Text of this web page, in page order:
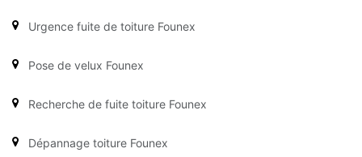
Urgence fuite de toiture Founex
Pose de velux Founex
Recherche de fuite toiture Founex
Dépannage toiture Founex